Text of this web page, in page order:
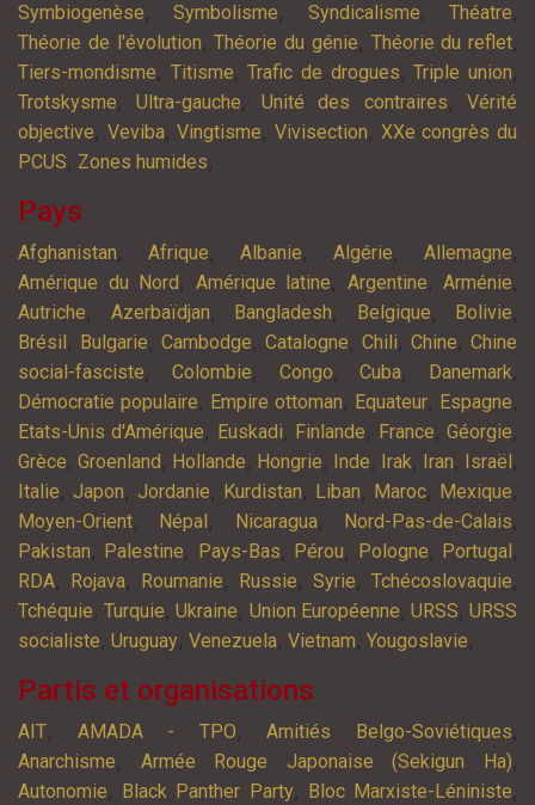
Symbiogenèse,Symbolisme, Syndicalisme,Théatre,
Théorie de l'évolution,Théorie du génie, Théorie du reflet,
Tiers-mondisme, Titisme,Trafic de drogues,Triple union,
Trotskysme,Ultra-gauche, Unité des contraires,Vérité
objective, Veviba,Vingtisme,Vivisection, XXe congrès du
PCUS, Zones humides,
Pays
Afghanistan, Afrique, Albanie, Algérie, Allemagne,
Amérique du Nord , Amérique latine, Argentine, Arménie,
Autriche, Azerbaïdjan, Bangladesh, Belgique, Bolivie,
Brésil , Bulgarie, Cambodge, Catalogne, Chili, Chine, Chine
social-fasciste, Colombie, Congo,Cuba, Danemark,
Démocratie populaire, Empire ottoman, Equateur, Espagne,
Etats-Unis d'Amérique, Euskadi, Finlande, France,Géorgie,
Grèce, Groenland , Hollande, Hongrie, Inde, Irak, Iran, Israël ,
Italie, Japon, Jordanie, Kurdistan, Liban, Maroc, Mexique,
Moyen-Orient, Népal , Nicaragua, Nord-Pas-de-Calais,
Pakistan, Palestine, Pays-Bas, Pérou, Pologne, Portugal ,
RDA, Rojava, Roumanie, Russie, Syrie, Tchécoslovaquie,
Tchéquie,Turquie,Ukraine, Union Européenne, URSS,URSS
socialiste, Uruguay, Venezuela, Vietnam, Yougoslavie,
Partis et organisations
AIT, AMADA - TPO,Amitiés Belgo-Soviétiques,
Anarchisme, Armée Rouge Japonaise (Sekigun Ha),
Autonomie, Black Panther Party, Bloc Marxiste-Léniniste,